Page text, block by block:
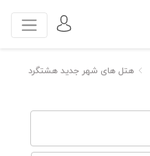
هتل های شهر جدید هشتگرد